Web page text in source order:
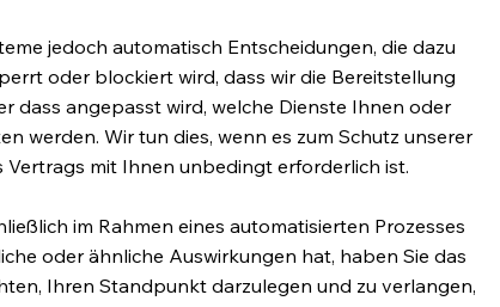
jedoch automatisch Entscheidungen, die dazu
oder blockiert wird, dass wir die Bereitstellung
dass angepasst wird, welche Dienste Ihnen oder
werden. Wir tun dies, wenn es zum Schutz unserer
mit Ihnen unbedingt erforderlich ist.
im Rahmen eines automatisierten Prozesses
oder ähnliche Auswirkungen hat, haben Sie das
Ihren Standpunkt darzulegen und zu verlangen,